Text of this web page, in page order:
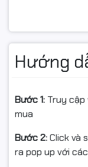
Tấm nền IPS
Màn hình sử
màu sắc trung
Hướng
Bước 1: Truy cập
mua
Bước 2:Click và
ra pop up với